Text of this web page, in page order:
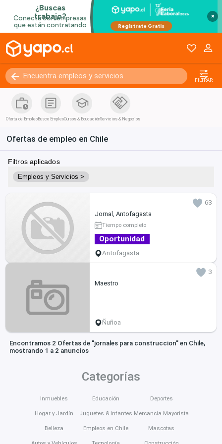
×
FILTRAR
Oferta de Empleo Busco EmpleoCursos & EducaciónServicios & Negocios
Ofertas de empleo en Chile
Filtros aplicados
Empleos y Servicios >
63
Jornal, Antofagasta
Tiempo completo
Oportunidad
Antofagasta
3
Maestro
Ñuñoa
Encontramos 2 Ofertas de "jornales para construccion" en Chile,
mostrando 1 a 2 anuncios
Categorías
Inmuebles
Hogar y Jardín
Belleza
Educación
Juguetes & Infantes
Empleos en Chile
Deportes
Mercancía Mayorista
Mascotas
Construcción y Oficios Mantenimiento y Limpieza
Comercio Exterior y Logística
Tecnología y Telecomunicaciones
Consultoría, Legal y Calidad Dirección y Gerencia
Educación, Formación e Idiomas Hotelería y Turismo
Seguridad y Vigilancia Servicios Sociales y ONGs
Técnico e Informática